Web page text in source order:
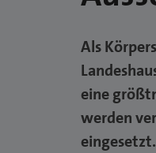
Als
eine
werden
eingesetzt.